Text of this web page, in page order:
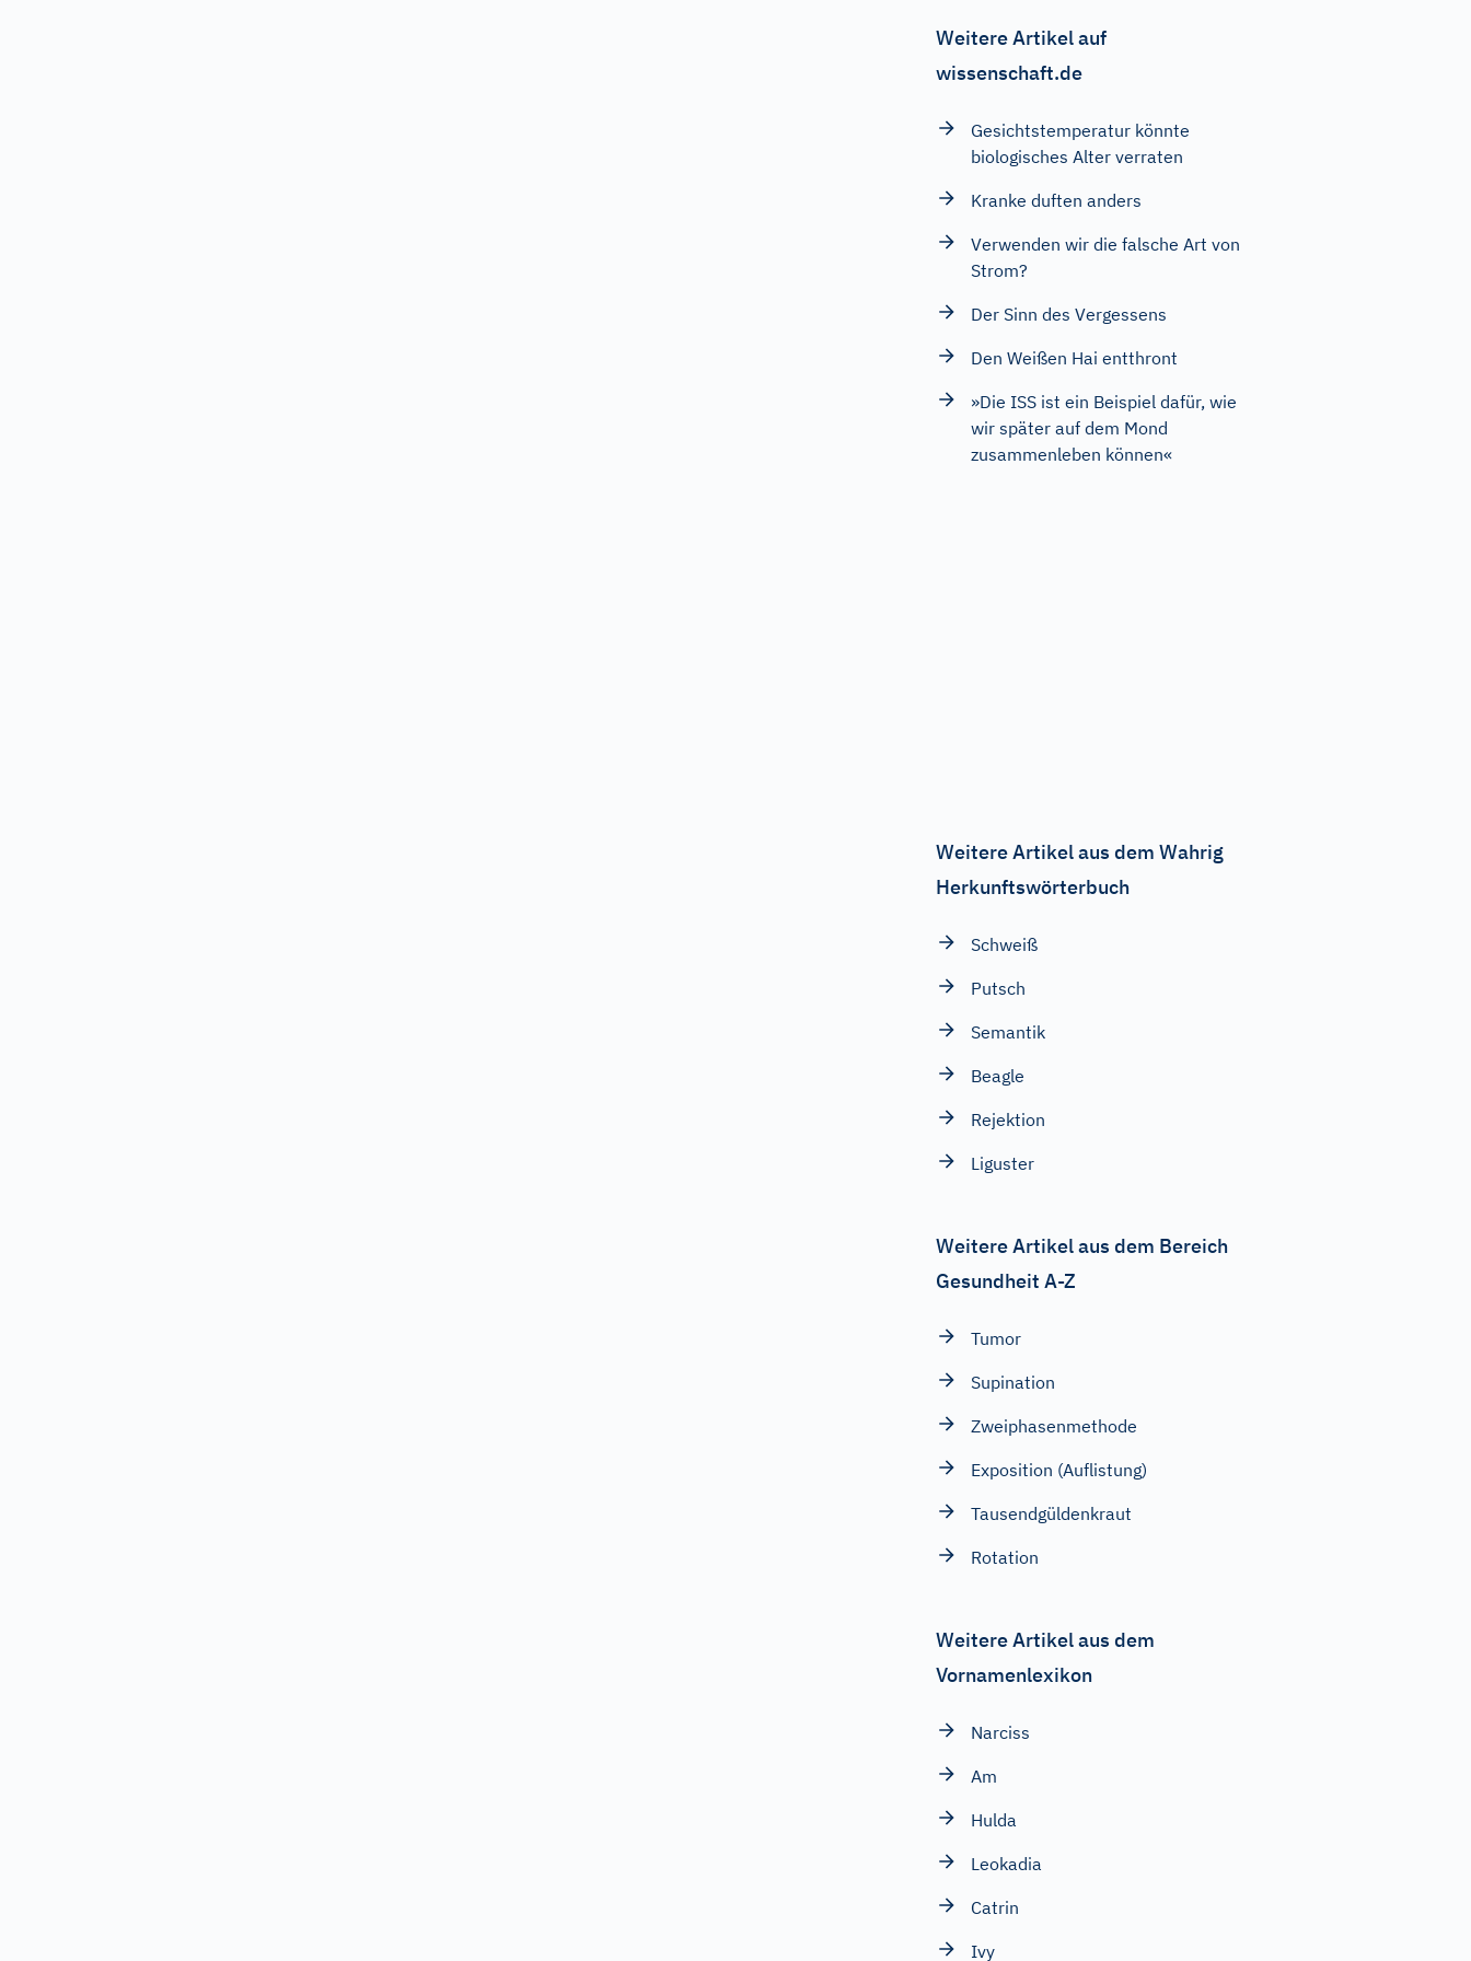
Weitere Artikel auf
wissenschaft.de
Gesichtstemperatur könnte
biologisches Alter verraten
Kranke duften anders
Verwenden wir die falsche Art von
Strom?
Der Sinn des Vergessens
Den Weißen Hai entthront
»Die ISS ist ein Beispiel dafür, wie
wir später auf dem Mond
zusammenleben können«
Weitere Artikel aus dem Wahrig
Herkunftswörterbuch
Schweiß
Putsch
Semantik
Beagle
Rejektion
Liguster
Weitere Artikel aus dem Bereich
Gesundheit A-Z
Tumor
Supination
Zweiphasenmethode
Exposition (Auflistung)
Tausendgüldenkraut
Rotation
Weitere Artikel aus dem
Vornamenlexikon
Narciss
Am
Hulda
Leokadia
Catrin
Ivy